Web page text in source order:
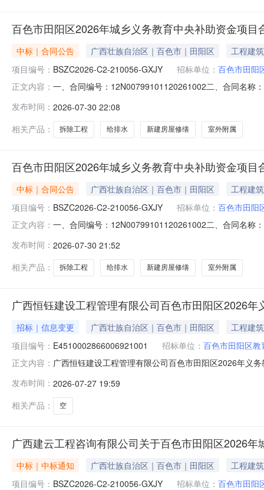
百色市田阳区2026年城乡义务教育中央补助资金项目
中标｜合同公告 广西壮族自治区｜百色市｜田阳区
工程建筑
项目编号： BSZC2026-C2-210056-GXJY 招标单位： 百色市田阳
正文内容： 一、合同编号：12N00799101120261002二、合同名称
方）：广西旭瑞建设工程有限公司地址：广西壮族自治
发布时间： 2026-07-30 22:08
相关产品：
拆除工程 给排水 新建房屋修缮 室外附属
百色市田阳区2026年城乡义务教育中央补助资金项目
中标｜合同公告 广西壮族自治区｜百色市｜田阳区
工程建筑
项目编号： BSZC2026-C2-210056-GXJY 招标单位： 百色市田阳
正文内容： 一、合同编号：12N00799101120261002二、合同名称
方）：广西旭瑞建设工程有限公司地址：广西壮族自治
发布时间： 2026-07-30 21:52
相关产品：
拆除工程 给排水 新建房屋修缮 室外附属
广西恒钰建设工程管理有限公司百色市田阳区2026
招标｜信息变更 广西壮族自治区｜百色市｜田阳区
工程建筑
项目编号： E4510002866006921001 招标单位： 百色市田阳区教
正文内容： 广西恒钰建设工程管理有限公司百色市田阳区2026年义
色市田阳区田州镇兴华路22号四、招标代理机构名称：
发布时间： 2026-07-27 19:59
相关产品：
空
广西建云工程咨询有限公司关于百色市田阳区2026
中标｜中标通知 广西壮族自治区｜百色市｜田阳区
工程建筑
项目编号： BSZC2026-C2-210056-GXJY 招标单位： 百色市田阳